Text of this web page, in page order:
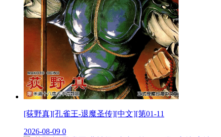
[荻野真][孔雀王-退魔圣传][中文][第01-11
2026-08-09 0